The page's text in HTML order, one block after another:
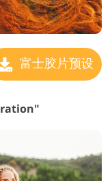
富士胶片预设